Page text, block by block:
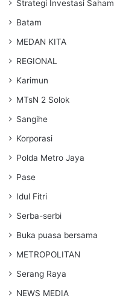
Strategi Investasi Saham
Batam
MEDAN KITA
REGIONAL
Karimun
MTsN 2 Solok
Sangihe
Korporasi
Polda Metro Jaya
Pase
Idul Fitri
Serba-serbi
Buka puasa bersama
METROPOLITAN
Serang Raya
NEWS MEDIA